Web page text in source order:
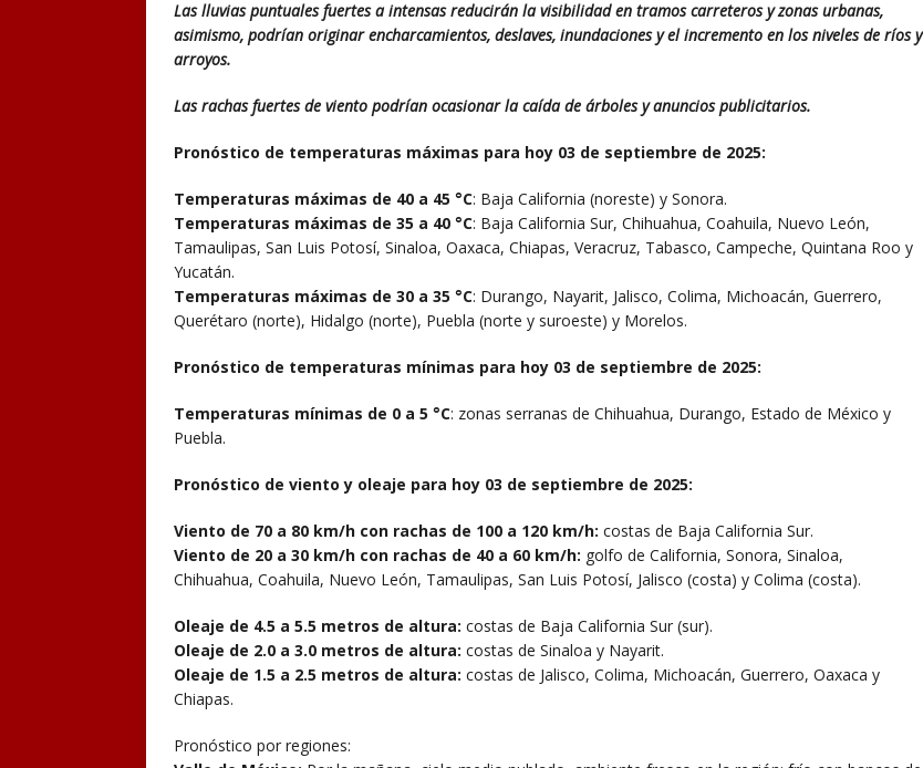
Las lluvias puntuales fuertes a intensas reducirán la visibilidad en tramos carreteros y zonas urbanas,
asimismo, podrían originar encharcamientos, deslaves, inundaciones y el incremento en los niveles de ríos y
arroyos.
Las rachas fuertes de viento podrían ocasionar la caída de árboles y anuncios publicitarios.
Pronóstico de temperaturas máximas para hoy 03 de septiembre de 2025:
Temperaturas máximas de 40 a 45 °C: Baja California (noreste) y Sonora.
Temperaturas máximas de 35 a 40 °C: Baja California Sur, Chihuahua, Coahuila, Nuevo León,
Tamaulipas, San Luis Potosí, Sinaloa, Oaxaca, Chiapas, Veracruz, Tabasco, Campeche, Quintana Roo y
Yucatán.
Temperaturas máximas de 30 a 35 °C: Durango, Nayarit, Jalisco, Colima, Michoacán, Guerrero,
Querétaro (norte), Hidalgo (norte), Puebla (norte y suroeste) y Morelos.
Pronóstico de temperaturas mínimas para hoy 03 de septiembre de 2025:
Temperaturas mínimas de 0 a 5 °C: zonas serranas de Chihuahua, Durango, Estado de México y
Puebla.
Pronóstico de viento y oleaje para hoy 03 de septiembre de 2025:
Viento de 70 a 80 km/h con rachas de 100 a 120 km/h: costas de Baja California Sur.
Viento de 20 a 30 km/h con rachas de 40 a 60 km/h: golfo de California, Sonora, Sinaloa,
Chihuahua, Coahuila, Nuevo León, Tamaulipas, San Luis Potosí, Jalisco (costa) y Colima (costa).
Oleaje de 4.5 a 5.5 metros de altura: costas de Baja California Sur (sur).
Oleaje de 2.0 a 3.0 metros de altura: costas de Sinaloa y Nayarit.
Oleaje de 1.5 a 2.5 metros de altura: costas de Jalisco, Colima, Michoacán, Guerrero, Oaxaca y
Chiapas.
Pronóstico por regiones: